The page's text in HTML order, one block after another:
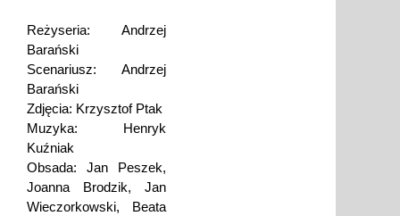
Reżyseria: Andrzej
Barański
Scenariusz: Andrzej
Barański
Zdjęcia: Krzysztof Ptak
Muzyka: Henryk
Kuźniak
Obsada: Jan Peszek,
Joanna Brodzik, Jan
Wieczorkowski, Beata